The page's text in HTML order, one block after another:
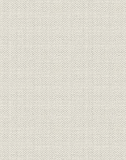
第六章
第七章
第八章
第九章